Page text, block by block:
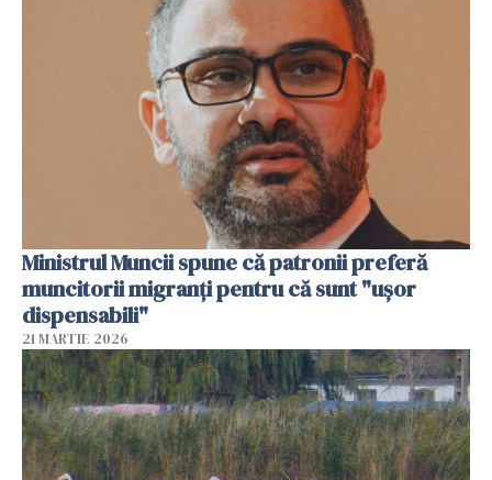
Ministrul Muncii spune că patronii preferă
muncitorii migranți pentru că sunt "uşor
dispensabili"
21 MARTIE 2026